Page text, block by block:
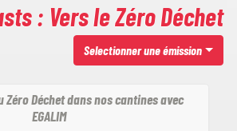
: Vers le Zéro Déchet
Selectionner une émission
Zéro Déchet dans nos cantines avec
EGALIM